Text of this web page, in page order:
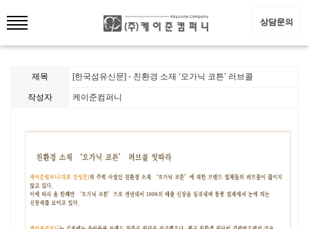
상담문의
제목 [한국섬유신문] - 친환경 소재 ‘오가닉 코튼’ 러브콜
작성자 케이준컴퍼니